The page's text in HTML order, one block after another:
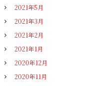
2021年5月
2021年3月
2021年2月
2021年1月
2020年12月
2020年11月